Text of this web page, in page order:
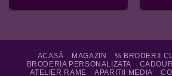
la
mai
multe
variații.
ACASĂ MAGAZIN
% BRODERII
BRODERIA PERSONALIZATA
ATELIER RAME
APARITII MEDIA